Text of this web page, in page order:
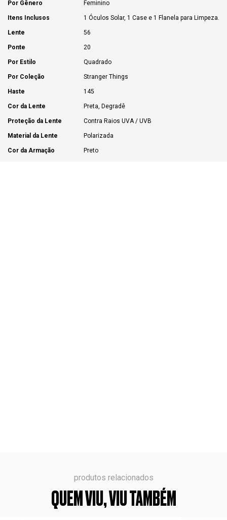
Por Gênero Feminino
Itens Inclusos 1 Óculos Solar, 1 Case e 1 Flanela para Limpeza.
Lente 56
Ponte 20
Por Estilo Quadrado
Por Coleção Stranger Things
Haste 145
Cor da Lente Preta, Degradê
Proteção da Lente Contra Raios UVA / UVB
Material da Lente Polarizada
Cor da Armação Preto
produtos relacionados
QUEM VIU, VIU TAMBÉM